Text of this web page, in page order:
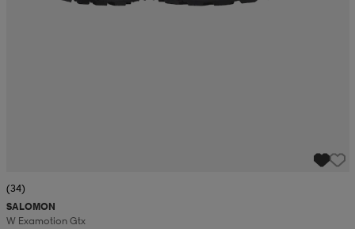
(34)
SALOMON
W Examotion Gtx